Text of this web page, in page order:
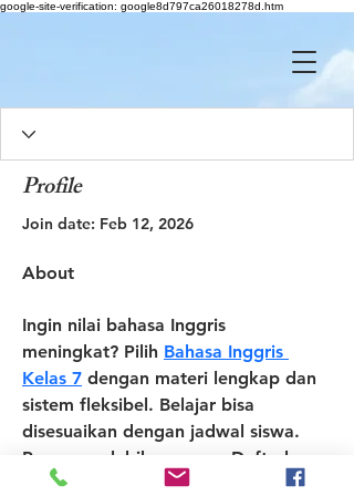
google-site-verification: google8d797ca26018278d.htm
Profile
Join date: Feb 12, 2026
About
Ingin nilai bahasa Inggris
meningkat? Pilih Bahasa Inggris
Kelas 7 dengan materi lengkap dan
sistem fleksibel. Belajar bisa
disesuaikan dengan jadwal siswa.
Prosesnya lebih nyaman. Daftarkan
sekarang juga di UNICCM School.